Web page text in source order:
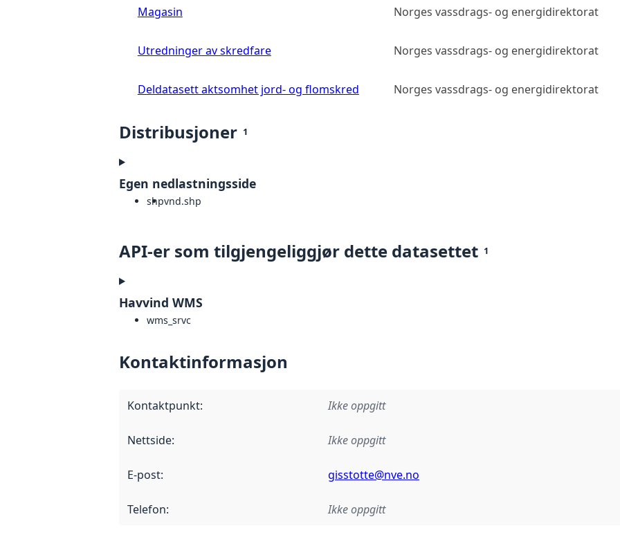
Magasin Norges vassdrags- og energidirektorat
Utredninger av skredfare Norges vassdrags- og energidirektorat
Deldatasett aktsomhet jord- og flomskred Norges vassdrags- og energidirektorat
Distribusjoner 1
Egen nedlastningsside
shpvnd.shp
API-er som tilgjengeliggjør dette datasettet 1
Havvind WMS
wms_srvc
Kontaktinformasjon
Kontaktpunkt: Ikke oppgitt
Nettside: Ikke oppgitt
E-post: gisstotte@nve.no
Telefon: Ikke oppgitt